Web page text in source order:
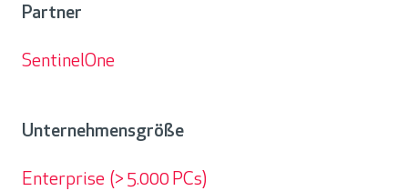
Partner
SentinelOne
Unternehmensgröße
Enterprise (> 5.000 PCs)